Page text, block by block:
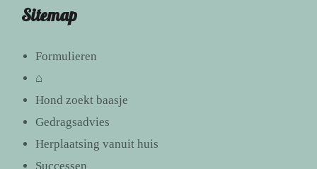
Sitemap
Formulieren
⌂
Hond zoekt baasje
Gedragsadvies
Herplaatsing vanuit huis
Successen